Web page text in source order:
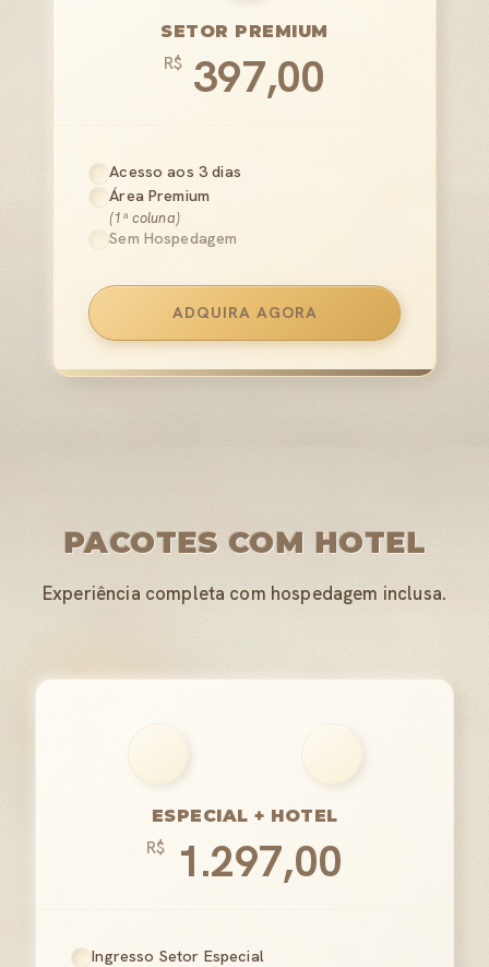
SETOR PREMIUM
R$ 397,00
Acesso aos 3 dias
Área Premium
(1ª coluna)
Sem Hospedagem
ADQUIRA AGORA
PACOTES COM HOTEL
Experiência completa com hospedagem inclusa.
ESPECIAL + HOTEL
R$ 1.297,00
Ingresso Setor Especial